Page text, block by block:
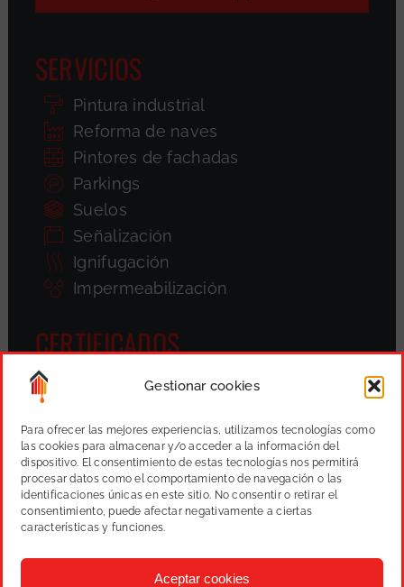
Gestionar cookies
Para ofrecer las mejores experiencias, utilizamos tecnologías como
las cookies para almacenar y/o acceder a la información del
dispositivo. El consentimiento de estas tecnologías nos permitirá
procesar datos como el comportamiento de navegación o las
identificaciones únicas en este sitio. No consentir o retirar el
consentimiento, puede afectar negativamente a ciertas
características y funciones.
Aceptar cookies
SERVICIOS
Pintura industrial
Reforma de naves
Pintores de fachadas
Parkings
Suelos
Señalización
Ignifugación
Impermeabilización
CERTIFICADOS